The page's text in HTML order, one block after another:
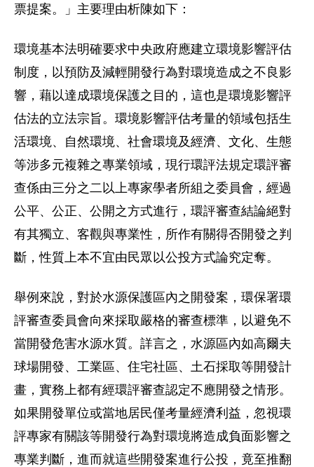
票提案。」主要理由析陳如下：
環境基本法明確要求中央政府應建立環境影響評估
制度，以預防及減輕開發行為對環境造成之不良影
響，藉以達成環境保護之目的，這也是環境影響評
估法的立法宗旨。環境影響評估考量的領域包括生
活環境、自然環境、社會環境及經濟、文化、生態
等涉多元複雜之專業領域，現行環評法規定環評審
查係由三分之二以上專家學者所組之委員會，經過
公平、公正、公開之方式進行，環評審查結論絕對
有其獨立、客觀與專業性，所作有關得否開發之判
斷，性質上本不宜由民眾以公投方式論究定奪。
舉例來說，對於水源保護區內之開發案，環保署環
評審查委員會向來採取嚴格的審查標準，以避免不
當開發危害水源水質。詳言之，水源區內如高爾夫
球場開發、工業區、住宅社區、土石採取等開發計
畫，實務上都有經環評審查認定不應開發之情形。
如果開發單位或當地居民僅考量經濟利益，忽視環
評專家有關該等開發行為對環境將造成負面影響之
專業判斷，進而就這些開發案進行公投，竟至推翻